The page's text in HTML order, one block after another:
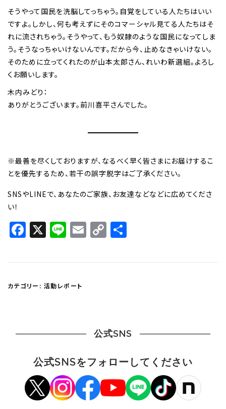
そうやって国民を洗脳してっちゃう。自覚をしている人たちはいい
ですよ。しかし、何も考えずにそのコマーシャル見てる人たちはそ
れに流されちゃう。そうやって、もう奴隷のような国民になってしま
う。そうなっちゃいけないんです。だから今、止めなきゃいけない。
そのために立ってくれたのが山本太郎さん、れいわ新選組。よろし
くお願いします。
木内みどり：
ありがとうございます。前川喜平さんでした。
※最善を尽くしておりますが、なるべく早く皆さまにお届けするこ
とを優先するため、若干の誤字脱字はご了承ください。
SNSやLINEで、あなたのご家族、お友達などなどに広めてくださ
い！
Facebook
X LineEmail
Copy
Link
カテゴリー: 活動レポート
公式SNS
公式SNSをフォローしてください